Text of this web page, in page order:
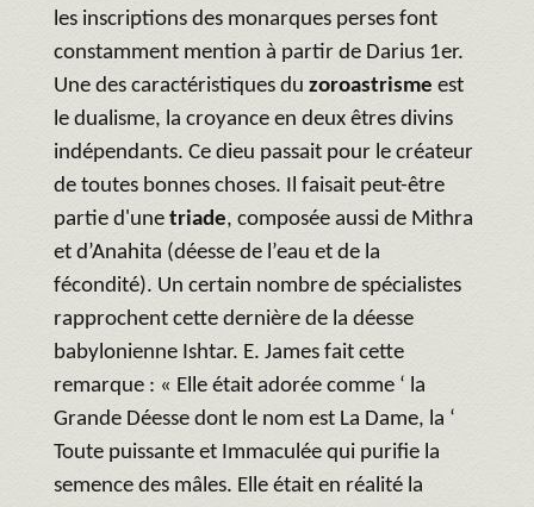
les inscriptions des monarques perses font
constamment mention à partir de Darius 1er.
Une des caractéristiques du zoroastrisme est
le dualisme, la croyance en deux êtres divins
indépendants. Ce dieu passait pour le créateur
de toutes bonnes choses. Il faisait peut-être
partie d'une triade, composée aussi de Mithra
et d’Anahita (déesse de l’eau et de la
fécondité). Un certain nombre de spécialistes
rapprochent cette dernière de la déesse
babylonienne Ishtar. E. James fait cette
remarque : « Elle était adorée comme ‘ la
Grande Déesse dont le nom est La Dame, la ‘
Toute puissante et Immaculée qui purifie la
semence des mâles. Elle était en réalité la